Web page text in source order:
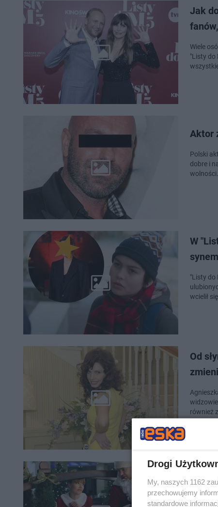
Jak
Wiele
"Listy do
Aktor
Polski
dobre i
W
"Listy do
wcielił
Od
również
Będą
Drogi
My, naszych 1162
przechowujemy
standardowe